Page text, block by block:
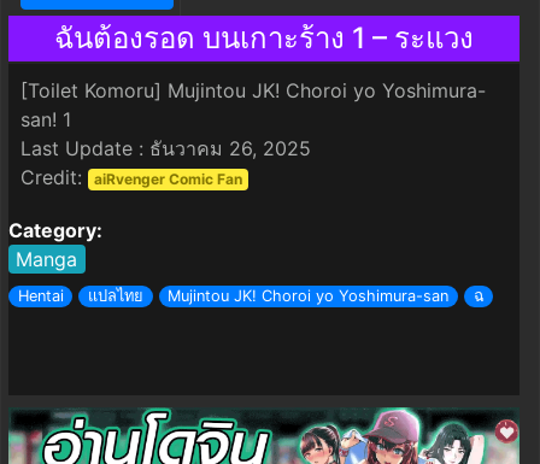
ฉันต้องรอด บนเกาะร้าง 1 – ระแวง
[Toilet Komoru] Mujintou JK! Choroi yo Yoshimura-
san! 1
Last Update : ธันวาคม 26, 2025
Credit:
aiRvenger Comic Fan
Category:
Manga
Hentai แปลไทย Mujintou JK! Choroi yo Yoshimura-san ฉ